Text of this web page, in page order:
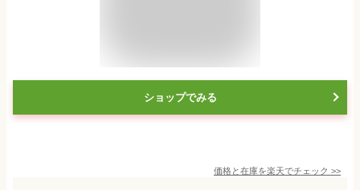
ショップでみる
価格と在庫を楽天でチェック >>